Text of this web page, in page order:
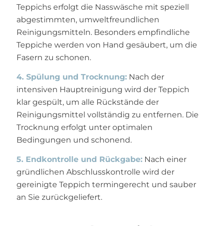
Teppichs erfolgt die Nasswäsche mit speziell
abgestimmten, umweltfreundlichen
Reinigungsmitteln. Besonders empfindliche
Teppiche werden von Hand gesäubert, um die
Fasern zu schonen.
4. Spülung und Trocknung:Nach der
intensiven Hauptreinigung wird der Teppich
klar gespült, um alle Rückstände der
Reinigungsmittel vollständig zu entfernen. Die
Trocknung erfolgt unter optimalen
Bedingungen und schonend.
5. Endkontrolle und Rückgabe:Nach einer
gründlichen Abschlusskontrolle wird der
gereinigte Teppich termingerecht und sauber
an Sie zurückgeliefert.